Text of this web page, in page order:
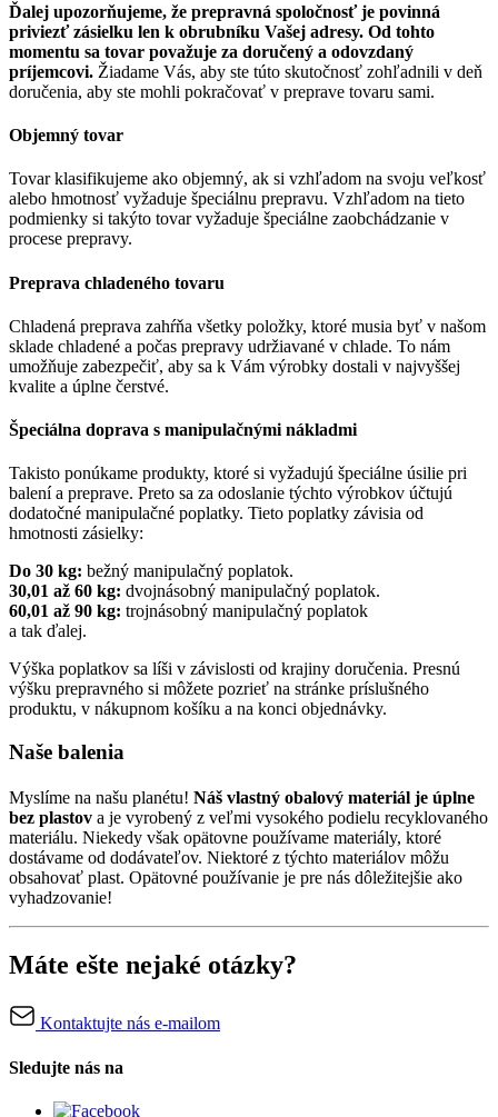
Ďalej upozorňujeme, že prepravná spoločnosť je povinná
priviezť zásielku len k obrubníku Vašej adresy. Od tohto
momentu sa tovar považuje za doručený a odovzdaný
príjemcovi. Žiadame Vás, aby ste túto skutočnosť zohľadnili v deň
doručenia, aby ste mohli pokračovať v preprave tovaru sami.
Objemný tovar
Tovar klasifikujeme ako objemný, ak si vzhľadom na svoju veľkosť
alebo hmotnosť vyžaduje špeciálnu prepravu. Vzhľadom na tieto
podmienky si takýto tovar vyžaduje špeciálne zaobchádzanie v
procese prepravy.
Preprava chladeného tovaru
Chladená preprava zahŕňa všetky položky, ktoré musia byť v našom
sklade chladené a počas prepravy udržiavané v chlade. To nám
umožňuje zabezpečiť, aby sa k Vám výrobky dostali v najvyššej
kvalite a úplne čerstvé.
Špeciálna doprava s manipulačnými nákladmi
Takisto ponúkame produkty, ktoré si vyžadujú špeciálne úsilie pri
balení a preprave. Preto sa za odoslanie týchto výrobkov účtujú
dodatočné manipulačné poplatky. Tieto poplatky závisia od
hmotnosti zásielky:
Do 30 kg: bežný manipulačný poplatok.
30,01 až 60 kg: dvojnásobný manipulačný poplatok.
60,01 až 90 kg: trojnásobný manipulačný poplatok
a tak ďalej.
Výška poplatkov sa líši v závislosti od krajiny doručenia. Presnú
výšku prepravného si môžete pozrieť na stránke príslušného
produktu, v nákupnom košíku a na konci objednávky.
Naše balenia
Myslíme na našu planétu! Náš vlastný obalový materiál je úplne
bez plastov a je vyrobený z veľmi vysokého podielu recyklovaného
materiálu. Niekedy však opätovne používame materiály, ktoré
dostávame od dodávateľov. Niektoré z týchto materiálov môžu
obsahovať plast. Opätovné používanie je pre nás dôležitejšie ako
vyhadzovanie!
Máte ešte nejaké otázky?
Kontaktujte nás e-mailom
Sledujte nás na